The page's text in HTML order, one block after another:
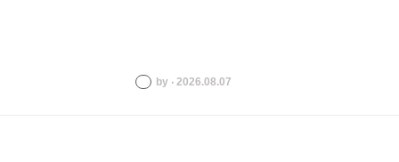
by ‧ 2026.08.07